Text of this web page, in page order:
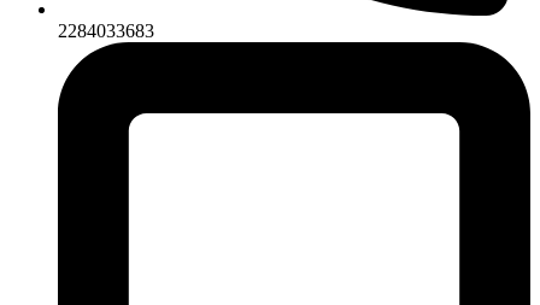
2284033683